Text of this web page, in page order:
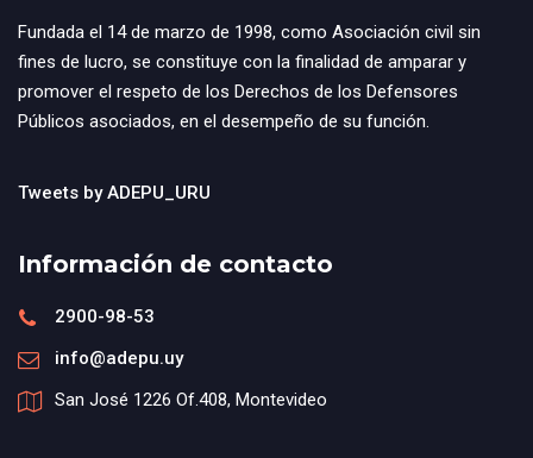
Fundada el 14 de marzo de 1998, como Asociación civil sin
fines de lucro, se constituye con la finalidad de amparar y
promover el respeto de los Derechos de los Defensores
Públicos asociados, en el desempeño de su función.
Tweets by ADEPU_URU
Información de contacto
2900-98-53
info@adepu.uy
San José 1226 Of.408, Montevideo